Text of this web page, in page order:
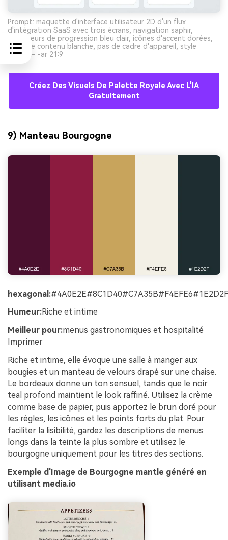
Prompt: maquette d'interface utilisateur 2D d'un flux
d'intégration SaaS avec trois écrans, navigation saphir,
indicateurs de progression bleu clair, icônes d'accent dorées,
zone de contenu blanche, pas de cadre d'appareil, style
minimal- -ar 21:9
Créez Des Visuels De Palette Royale Avec L'IA
Gratuitement
9) Manteau Bourgogne
hexagonal:#4A0E2E#8C1D40#C7A35B#F4EFE6#1E2D2F
Humeur:Riche et intime
Meilleur pour:menus gastronomiques et hospitalité
Imprimer
Riche et intime, elle évoque une salle à manger aux
bougies et un manteau de velours drapé sur une chaise.
Le bordeaux donne un ton sensuel, tandis que le noir
teal profond maintient le look raffiné. Utilisez la crème
comme base de papier, puis apportez le brun doré pour
les règles, les icônes et les points forts du plat. Pour
faciliter la lisibilité, gardez les descriptions de menus
longs dans la teinte la plus sombre et utilisez le
bourgogne uniquement pour les titres des sections.
Exemple d'Image de Bourgogne mantle généré en
utilisant media.io